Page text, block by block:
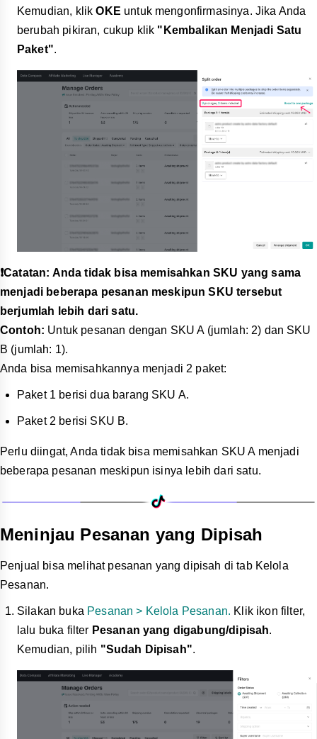
Kemudian, klikOKE untuk mengonfirmasinya. Jika Anda
berubah pikiran, cukup klik "Kembalikan Menjadi Satu
Paket".
❗️Catatan: Anda tidak bisa memisahkan SKU yang sama
menjadi beberapa pesanan meskipun SKU tersebut
berjumlah lebih dari satu.
Contoh: Untuk pesanan dengan SKU A (jumlah: 2) dan SKU
B (jumlah: 1).
Anda bisa memisahkannya menjadi 2 paket:
Paket 1 berisi dua barang SKU A.
Paket 2 berisi SKU B.
Perlu diingat, Anda tidak bisa memisahkan SKU A menjadi
beberapa pesanan meskipun isinya lebih dari satu.
Meninjau Pesanan yang Dipisah
Penjual bisa melihat pesanan yang dipisah di tab Kelola
Pesanan.
Silakan buka Pesanan > Kelola Pesanan. Klik ikon filter,
lalu buka filter Pesanan yang digabung/dipisah.
Kemudian, pilih "Sudah Dipisah".